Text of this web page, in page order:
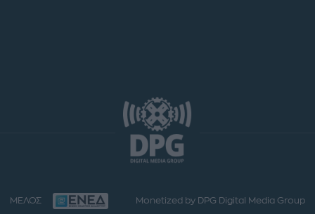
ΜΕΛΟΣ Monetized by DPG Digital Media Group